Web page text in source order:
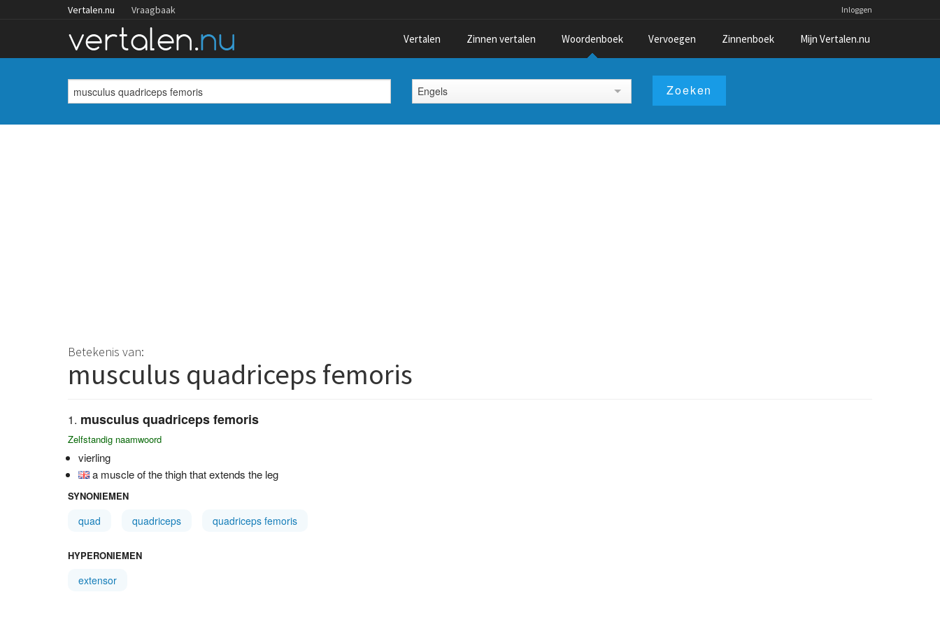
Vertalen.nu Vraagbaak Inloggen
Vertalen Zinnen vertalen Woordenboek Vervoegen Zinnenboek Mijn Vertalen.nu
Engels
Betekenis van:
musculus quadriceps femoris
musculus quadriceps femoris
Zelfstandig naamwoord
vierling
a muscle of the thigh that extends the leg
SYNONIEMEN
quad quadriceps quadriceps femoris
HYPERONIEMEN
extensor